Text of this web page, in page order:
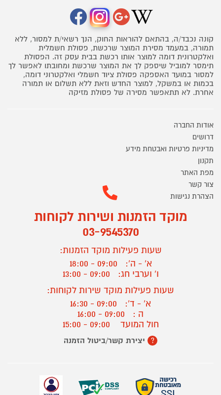
קונה נכבד/ה, בהתאם להוראות החוק, הנך רשאי/ת למסור, ללא
תמורה, במעמד מסירת המוצר שרכשת, פסולת חשמלית
ואלקטרונית דומה למוצר אותו רכשת בבית עסק זה. הפסולת
תימסר למוביל שיספק לך את המוצר שרכשת ומחובתו לאפשר לך
למסור במועד האספקה פסולת ציוד חשמלי ואלקטרוני דומה,
בכמות או במשקל, למוצר החדש וזאת ללא תשלום או תמורה
אחרת. לא תתאפשר מסירה של פסולת מזיקה
אודות החברה
דרושים
מדיניות פרטיות ואבטחת מידע
תקנון
מפת האתר
צור קשר
הצהרת נגישות
מוקד הזמנות ושירות לקוחות
03-9545370
שעות פעילות מוקד הזמנות:
א' - ה':
09:00 - 18:00
ו' וערבי חג:
09:00 - 13:00
שעות פעילות מוקד שירות לקוחות:
א' - ד':
09:00 - 16:30
ה :
09:00 - 16:00
חול המועד
? יצירת קשר/ביטול הזמנה